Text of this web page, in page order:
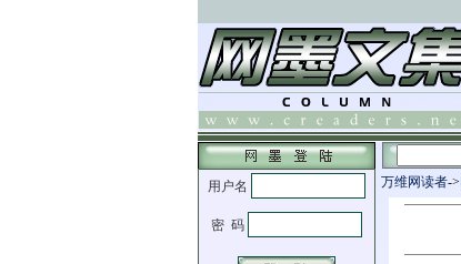
万维网读者->